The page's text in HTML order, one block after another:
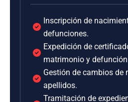
Inscripción de
defunciones.
Expedición de
matrimonio y
Gestión de cambios de
apellidos.
Tramitación de